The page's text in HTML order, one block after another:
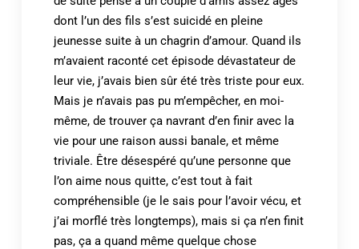
dont l’un des fils s’est suicidé en pleine
jeunesse suite à un chagrin d’amour. Quand ils
m’avaient raconté cet épisode dévastateur de
leur vie, j’avais bien sûr été très triste pour eux.
Mais je n’avais pas pu m’empêcher, en moi-
même, de trouver ça navrant d’en finir avec la
vie pour une raison aussi banale, et même
triviale. Être désespéré qu’une personne que
l’on aime nous quitte, c’est tout à fait
compréhensible (je le sais pour l’avoir vécu, et
j’ai morflé très longtemps), mais si ça n’en finit
pas, ça a quand même quelque chose